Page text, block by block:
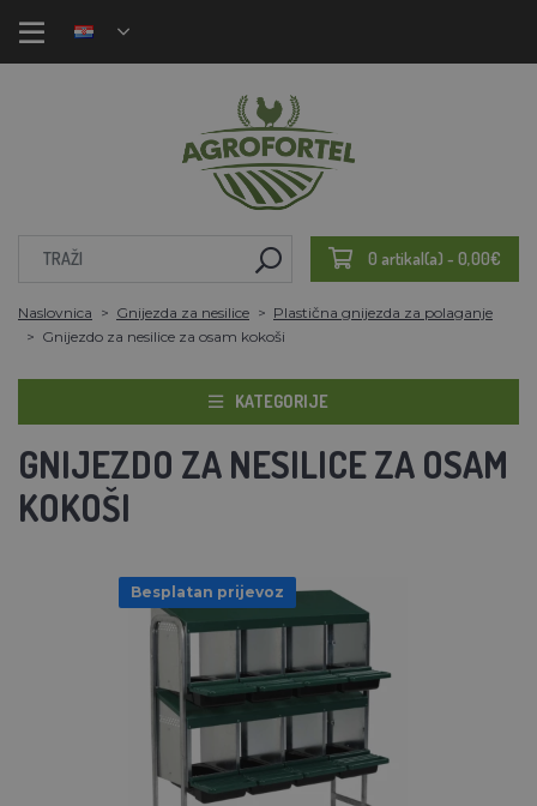
0 artikal(a) - 0,00€
Naslovnica Gnijezda za nesilice
Plastična gnijezda za polaganje
Gnijezdo za nesilice za osam kokoši
KATEGORIJE
GNIJEZDO ZA NESILICE ZA OSAM
KOKOŠI
Besplatan prijevoz